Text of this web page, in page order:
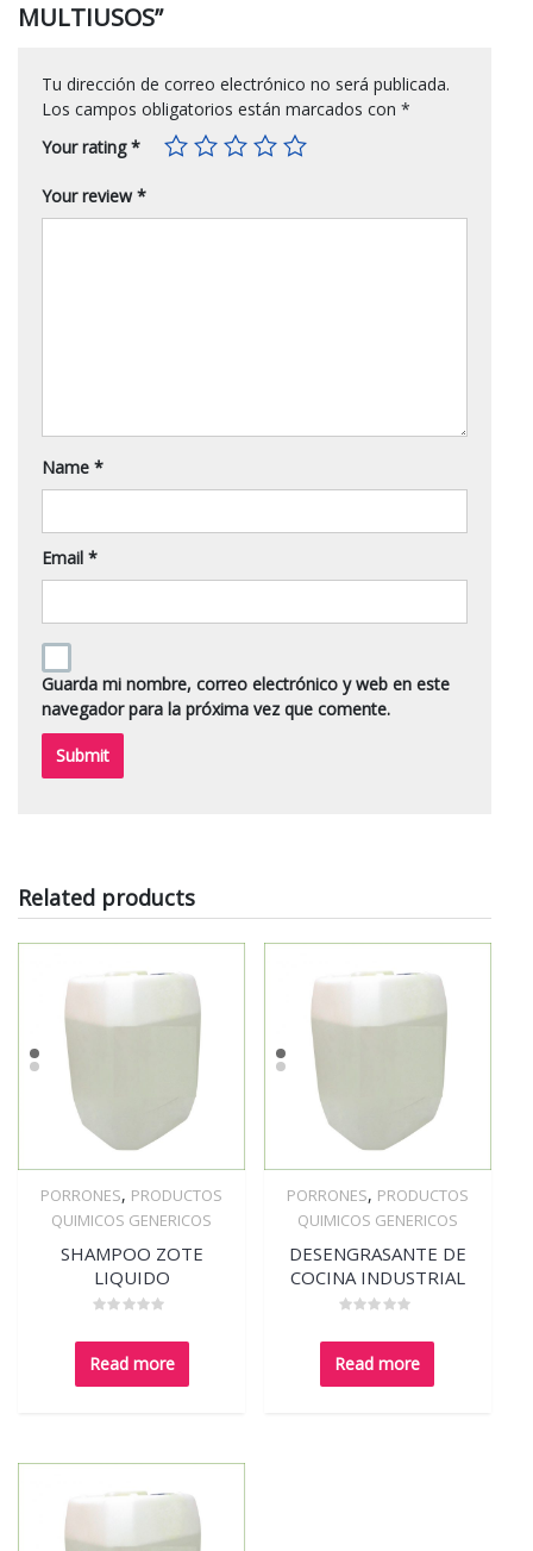
MULTIUSOS”
Tu dirección de correo electrónico no será publicada.
Los campos obligatorios están marcados con *
Your rating*
Your review*
Name *
Email *
Guarda mi nombre, correo electrónico y web en este
navegador para la próxima vez que comente.
Related products
Quick View
PORRONES, PRODUCTOS
QUIMICOS GENERICOS
SHAMPOO ZOTE
LIQUIDO
0
out
of
Read more
Quick View
PORRONES, PRODUCTOS
QUIMICOS GENERICOS
DESENGRASANTE DE
COCINA INDUSTRIAL
0
out
of
Read more